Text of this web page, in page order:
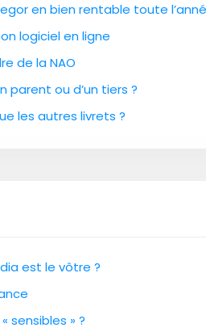
en bien rentable toute
logiciel en ligne
de la NAO
parent ou d’un tiers ?
les autres livrets ?
est le vôtre ?
sensibles » ?